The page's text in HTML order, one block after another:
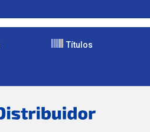
Títulos